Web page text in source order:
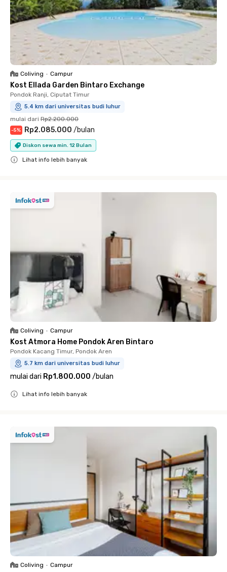
Coliving • Campur
Kost Ellada Garden Bintaro Exchange
Pondok Ranji, Ciputat Timur
5.4 km dari universitas budi luhur
mulai dari Rp2.200.000
-5% Rp2.085.000 /bulan
Diskon sewa min. 12 Bulan
Lihat info lebih banyak
Coliving • Campur
Kost Atmora Home Pondok Aren Bintaro
Pondok Kacang Timur, Pondok Aren
5.7 km dari universitas budi luhur
mulai dari Rp1.800.000 /bulan
Lihat info lebih banyak
Coliving • Campur